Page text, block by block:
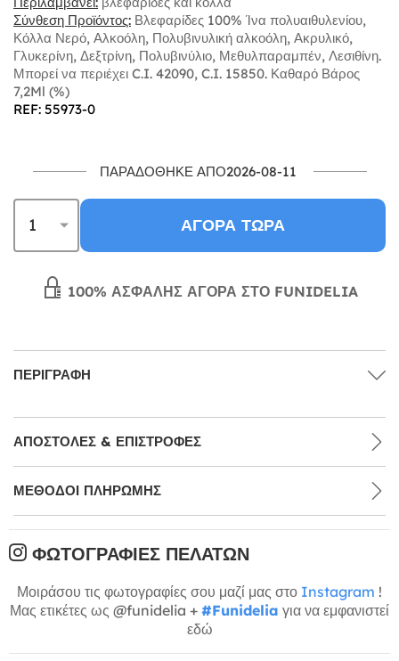
Σύνθεση Προϊόντος: Βλεφαρίδες 100% Ίνα πολυαιθυλενίου,
Κόλλα Νερό, Αλκοόλη, Πολυβινυλική αλκοόλη, Ακρυλικό,
Γλυκερίνη, Δεξτρίνη, Πολυβινύλιο, Μεθυλπαραμπέν, Λεσιθίνη.
Μπορεί να περιέχει C.I. 42090, C.I. 15850. Καθαρό Βάρος
7,2Ml (%)
REF: 55973-0
ΠΑΡΑΔΌΘΗΚΕ ΑΠΌ2026-08-11
ΑΓΟΡΆ ΤΏΡΑ
100% ΑΣΦΑΛΉΣ ΑΓΟΡΆ ΣΤΟ FUNIDELIA
ΠΕΡΙΓΡΑΦΉ
ΑΠΟΣΤΟΛΈΣ & ΕΠΙΣΤΡΟΦΈΣ
ΜΕΘΌΔΟΙ ΠΛΗΡΩΜΉΣ
ΦΩΤΟΓΡΑΦΊΕΣ ΠΕΛΑΤΏΝ
Μοιράσου τις φωτογραφίες σου μαζί μας στο Instagram !
Μας ετικέτες ως @funidelia + #Funidelia για να εμφανιστεί
εδώ